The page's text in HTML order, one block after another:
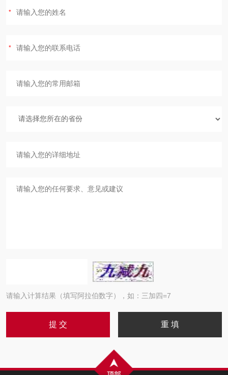
请输入计算结果（填写阿拉伯数字），如：三加四=7